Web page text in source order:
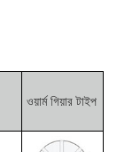
ওয়ার্ম গিয়ার টাইপ